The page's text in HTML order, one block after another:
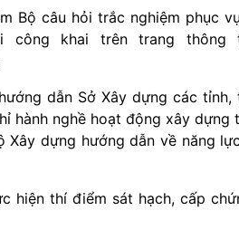
Bộ câu hỏi trắc nghiệm phục
công khai trên trang
dẫn Sở Xây dựng các
hành nghề hoạt động xây
Xây dựng hướng dẫn về năng
hiện thí điểm sát hạch, cấp